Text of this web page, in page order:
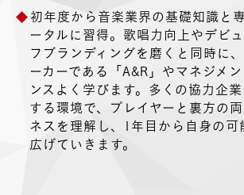
初年度から音楽業界の基礎知識と
ータルに習得。歌唱力向上やデビ
フブランディングを磨くと同時に
ーカーである「A&R」やマネジメ
ンスよく学びます。多くの協力企
する環境で、プレイヤーと裏方の
ネスを理解し、1年目から自身の可
広げていきます。